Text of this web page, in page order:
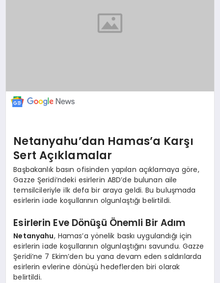
Netanyahu’dan Hamas’a Karşı
Sert Açıklamalar
Başbakanlık basın ofisinden yapılan açıklamaya göre,
Gazze Şeridi’ndeki esirlerin ABD’de bulunan aile
temsilcileriyle ilk defa bir araya geldi. Bu buluşmada
esirlerin iade koşullarının olgunlaştığı belirtildi.
Esirlerin Eve Dönüşü Önemli Bir Adım
Netanyahu, Hamas’a yönelik baskı uygulandığı için
esirlerin iade koşullarının olgunlaştığını savundu. Gazze
Şeridi’ne 7 Ekim’den bu yana devam eden saldırılarda
esirlerin evlerine dönüşü hedeflerden biri olarak
belirtildi.